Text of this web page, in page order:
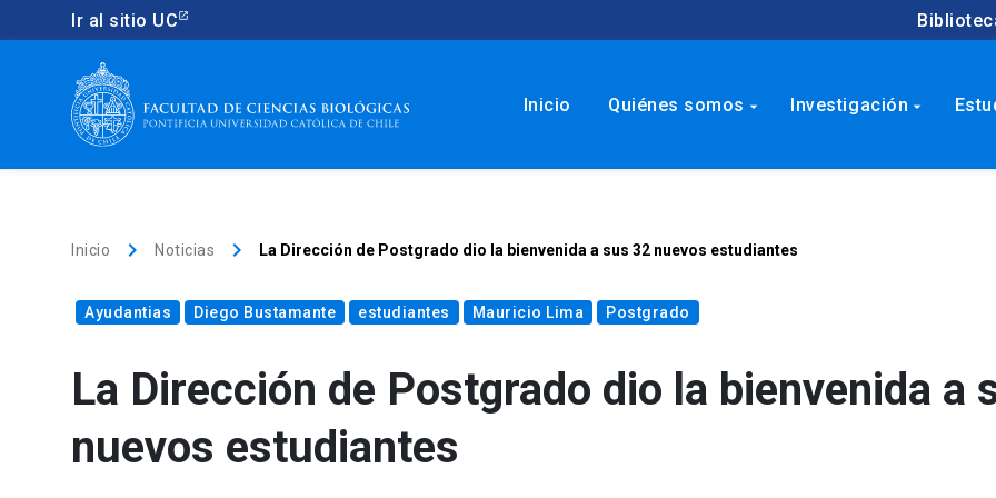
Ir al sitio UC
Inicio Quiénes somos arrow_drop_down Investigación arrow_drop_down
Inicio keyboard_arrow_right Noticias keyboard_arrow_right La Dirección de Postgrado dio la bienvenida a sus 32 nuevos estudiantes
Ayudantias Diego Bustamante estudiantes Mauricio Lima Postgrado
La Dirección de Postgrado dio la bienvenida a
nuevos estudiantes